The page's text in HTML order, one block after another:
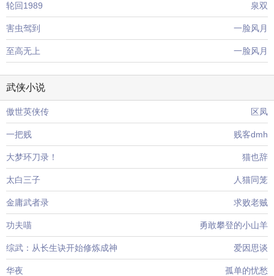
轮回1989 泉双
害虫驾到 一脸风月
至高无上 一脸风月
武侠小说
傲世英侠传 区凤
一把贱 贱客dmh
大梦环刀录！ 猫也辞
太白三子 人猫同笼
金庸武者录 求败老贼
功夫喵 勇敢攀登的小山羊
综武：从长生诀开始修炼成神 爱因思谈
华夜 孤单的忧愁